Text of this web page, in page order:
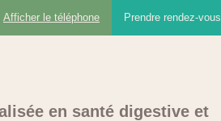
Prendre rendez-vous
Afficher le téléphone
en santé digestive et